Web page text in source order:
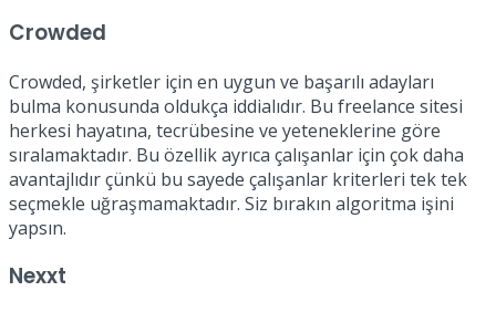
Crowded
Crowded, şirketler için en uygun ve başarılı adayları
bulma konusunda oldukça iddialıdır. Bu freelance sitesi
herkesi hayatına, tecrübesine ve yeteneklerine göre
sıralamaktadır. Bu özellik ayrıca çalışanlar için çok daha
avantajlıdır çünkü bu sayede çalışanlar kriterleri tek tek
seçmekle uğraşmamaktadır. Siz bırakın algoritma işini
yapsın.
Nexxt